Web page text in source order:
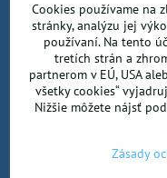
Krea office, s.r.o.
Kancelárske
Kreatívne
Cookies používame na
stránky, analýzu jej
používaní. Na tento
tretích strán a
partnerom v EÚ, USA
všetky cookies“
Nižšie môžete nájsť
Zásady